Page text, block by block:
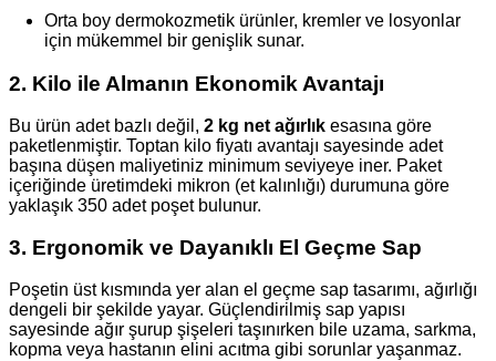
Orta boy dermokozmetik ürünler, kremler ve losyonlar
için mükemmel bir genişlik sunar.
2. Kilo ile Almanın Ekonomik Avantajı
Bu ürün adet bazlı değil, 2 kg net ağırlık esasına göre
paketlenmiştir. Toptan kilo fiyatı avantajı sayesinde adet
başına düşen maliyetiniz minimum seviyeye iner. Paket
içeriğinde üretimdeki mikron (et kalınlığı) durumuna göre
yaklaşık 350 adet poşet bulunur.
3. Ergonomik ve Dayanıklı El Geçme Sap
Poşetin üst kısmında yer alan el geçme sap tasarımı, ağırlığı
dengeli bir şekilde yayar. Güçlendirilmiş sap yapısı
sayesinde ağır şurup şişeleri taşınırken bile uzama, sarkma,
kopma veya hastanın elini acıtma gibi sorunlar yaşanmaz.